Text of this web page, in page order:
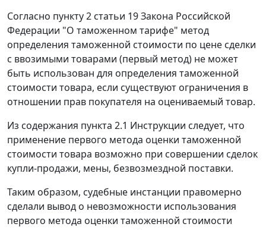
Согласно пункту 2 статьи 19Закона Российской
Федерации "О таможенном тарифе" метод
определения таможенной стоимости по цене сделки
с ввозимыми товарами (первый метод) не может
быть использован для определения таможенной
стоимости товара, если существуют ограничения в
отношении прав покупателя на оцениваемый товар.
Из содержания пункта 2.1 Инструкции следует, что
применение первого метода оценки таможенной
стоимости товара возможно при совершении сделок
купли-продажи, мены, безвозмездной поставки.
Таким образом, судебные инстанции правомерно
сделали вывод о невозможности использования
первого метода оценки таможенной стоимости